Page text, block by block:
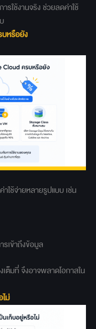
รใช้งานจริง ช่วยลดค่าใช้
หรือยัง
ใช้จ่ายหลายรูปแบบ เช่น
เข้าถึงข้อมูล
ต็มที่ จึงอาจพลาดโอกาสใน
ม่